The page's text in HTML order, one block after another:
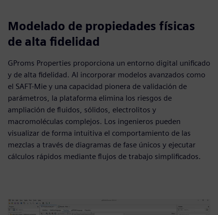
Modelado de propiedades físicas
de alta fidelidad
GProms Properties proporciona un entorno digital unificado
y de alta fidelidad. Al incorporar modelos avanzados como
el SAFT-Mie y una capacidad pionera de validación de
parámetros, la plataforma elimina los riesgos de
ampliación de fluidos, sólidos, electrolitos y
macromoléculas complejos. Los ingenieros pueden
visualizar de forma intuitiva el comportamiento de las
mezclas a través de diagramas de fase únicos y ejecutar
cálculos rápidos mediante flujos de trabajo simplificados.